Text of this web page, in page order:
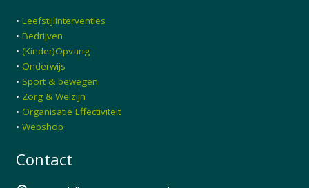
• Leefstijlinterventies
• Bedrijven
• (Kinder)Opvang
• Onderwijs
• Sport & bewegen
• Zorg & Welzijn
• Organisatie Effectiviteit
• Webshop
Contact